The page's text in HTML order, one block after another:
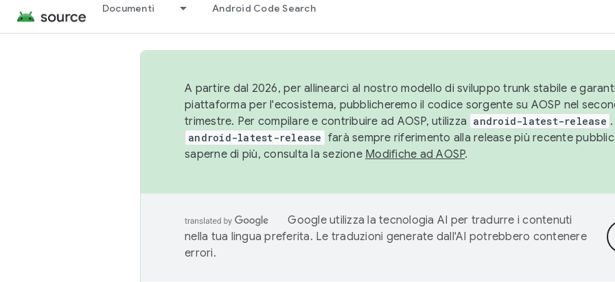
Documenti Android Code Search
A partire dal 2026, per allinearci al nostro modello di sviluppo trunk stabile e
piattaforma per l'ecosistema, pubblicheremo il codice sorgente su AOSP nel
trimestre. Per compilare e contribuire ad AOSP, utilizza android-latest-release
android-latest-release farà sempre riferimento alla release più recente
saperne di più, consulta la sezione Modifiche ad AOSP.
Google utilizza la tecnologia AI per tradurre i contenuti
nella tua lingua preferita. Le traduzioni generate dall'AI potrebbero contenere
errori.